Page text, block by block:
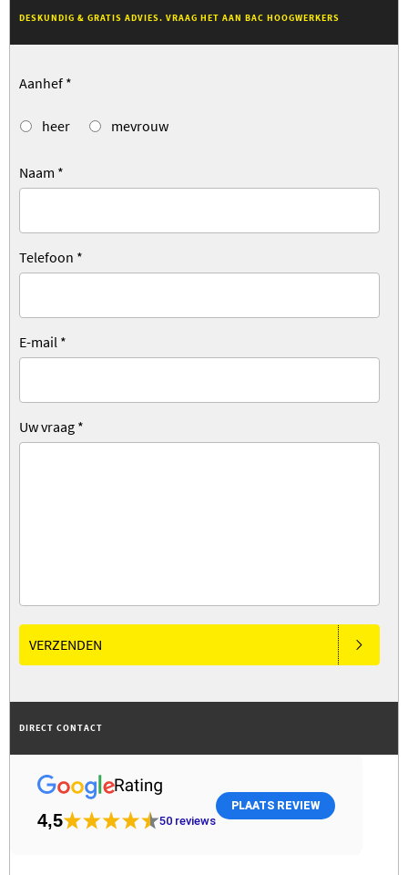
DESKUNDIG & GRATIS ADVIES. VRAAG HET AAN BAC HOOGWERKERS
Aanhef *
heer mevrouw
Naam *
Telefoon *
E-mail *
Uw vraag *
VERZENDEN
DIRECT CONTACT
4,5 50 reviews
PLAATS REVIEW